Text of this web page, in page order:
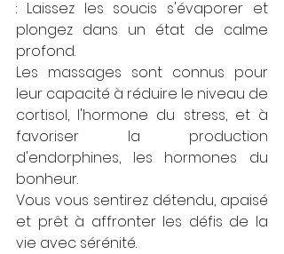
: Laissez les soucis s'évaporer et
plongez dans un état de calme
profond.
Les massages sont connus pour
leur capacité à réduire le niveau de
cortisol, l'hormone du stress, et à
favoriser la production
d'endorphines, les hormones du
bonheur.
Vous vous sentirez détendu, apaisé
et prêt à affronter les défis de la
vie avec sérénité.